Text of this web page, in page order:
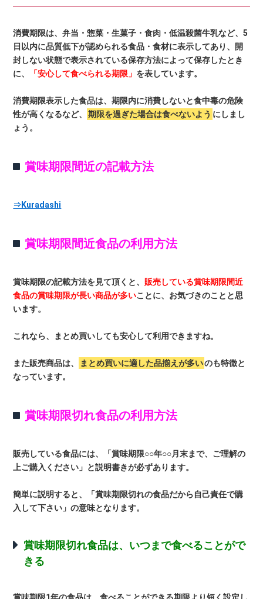
消費期限は、弁当・惣菜・生菓子・食肉・低温殺菌牛乳など、5
日以内に品質低下が認められる食品・食材に表示してあり、開
封しない状態で表示されている保存方法によって保存したとき
に、
「安心して食べられる期限」 を表しています。
消費期限表示した食品は、期限内に消費しないと食中毒の危険
性が高くなるなど、
期限を過ぎた場合は食べないよう にしまし
ょう。
賞味期限間近の記載方法
⇒Kuradashi
賞味期限間近食品の利用方法
賞味期限の記載方法を見て頂くと、販売している賞味期限間近
食品の賞味期限が長い商品が多いことに、お気づきのことと思
います。
これなら、まとめ買いしても安心して利用できますね。
また販売商品は、 まとめ買いに適した品揃えが多いのも特徴と
なっています。
賞味期限切れ食品の利用方法
販売している食品には、「賞味期限○○年○○月末まで、ご理解の
上ご購入ください」と説明書きが必ずあります。
簡単に説明すると、「賞味期限切れの食品だから自己責任で購
入して下さい」の意味となります。
賞味期限切れ食品は、いつまで食べることがで
きる